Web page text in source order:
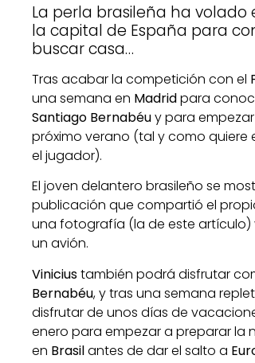
La perla brasileña ha
la capital de España para
buscar casa…
Tras acabar la competición con el
una semana en Madridpara
Santiago Bernabéuy para
próximo verano (tal y como quiere
el jugador).
El joven delantero brasileño se
publicación que compartió el
una fotografía (la de este artículo)
un avión.
Viniciustambién podrá disfrutar
Bernabéu, y tras una semana
disfrutar de unos días de
enero para empezar a preparar la
en Brasilantes de dar el salto a